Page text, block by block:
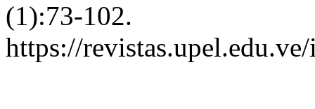
(1):73-102.
https://